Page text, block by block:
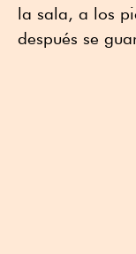
la sala, a los
después se